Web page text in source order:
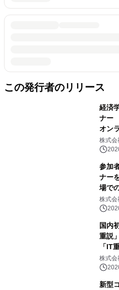
この発行者のリリース
経済
ナー
オン
株式会
参加
ナー
場で
談
株式会
国内
重説
「IT
決定
株式会
新型